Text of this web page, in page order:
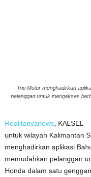
Trio Motor menghadirkan
pelanggan untuk mengakses
Realitanyanews , KALSEL
untuk wilayah Kalimantan
menghadirkan aplikasi
memudahkan pelanggan
Honda dalam satu